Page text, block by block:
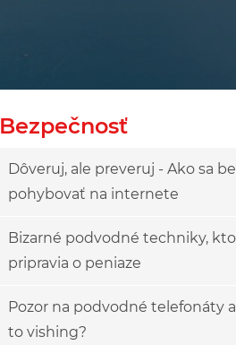
Bezpečnosť
Dôveruj, ale preveruj - Ako sa
pohybovať na internete
Bizarné podvodné techniky,
pripravia o peniaze
Pozor na podvodné telefonáty
to vishing?